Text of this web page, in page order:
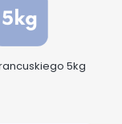
5kg